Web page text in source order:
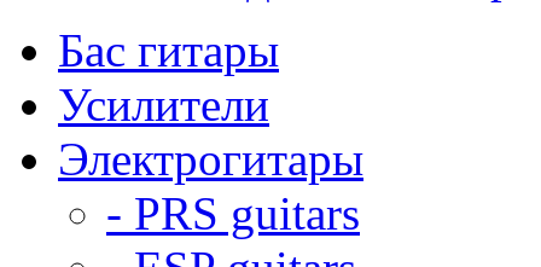
Бас гитары
Усилители
Электрогитары
- PRS guitars